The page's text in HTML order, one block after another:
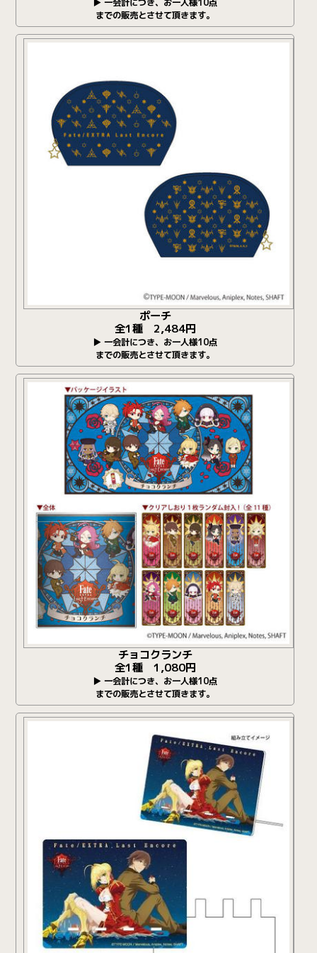
▶ 一会計につき、お一人様10点
までの販売とさせて頂きます。
ポーチ
全1種 2,484円
▶ 一会計につき、お一人様10点
までの販売とさせて頂きます。
チョコクランチ
全1種 1,080円
▶ 一会計につき、お一人様10点
までの販売とさせて頂きます。